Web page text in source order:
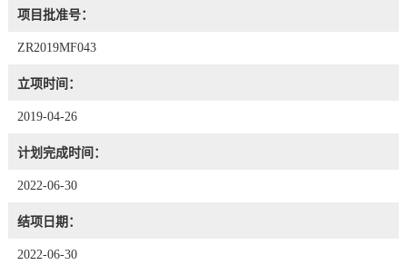
项目批准号：
ZR2019MF043
立项时间：
2019-04-26
计划完成时间：
2022-06-30
结项日期：
2022-06-30